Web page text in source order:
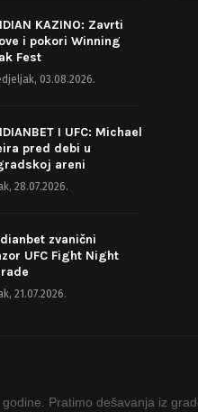
KAZINO: Zavrti
i pokori Winning
Fest
03.08.2026.
I UFC: Michael
pred debi u
areni
28.07.2026.
zvanični
UFC Fight Night
21.07.2026.
Pratimo dešavanja iz